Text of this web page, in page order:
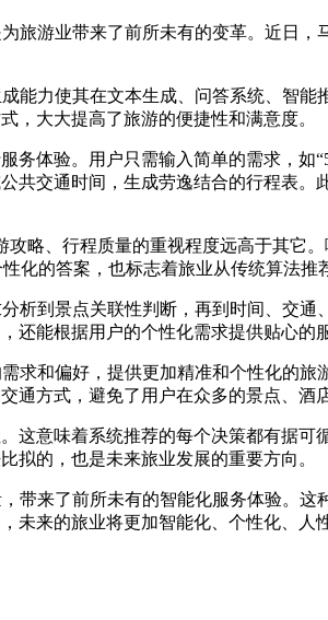
游业带来了前所未有的变革。近日，
力使其在文本生成、问答系统、智能
，大大提高了旅游的便捷性和满意度。
体验。用户只需输入简单的需求，如
交通时间，生成劳逸结合的行程表
、行程质量的重视程度远高于其它
化的答案，也标志着旅业从传统算法
到景点关联性判断，再到时间、交通
能根据用户的个性化需求提供贴心的
和偏好，提供更加精准和个性化的旅
方式，避免了用户在众多的景点、酒
意味着系统推荐的每个决策都有据可
拟的，也是未来旅业发展的重要方向。
来了前所未有的智能化服务体验。这
来的旅业将更加智能化、个性化、人